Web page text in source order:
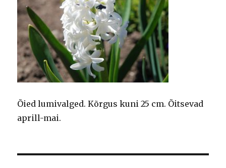
Õied lumivalged. Kõrgus kuni 25 cm. Õitsevad
aprill-mai.